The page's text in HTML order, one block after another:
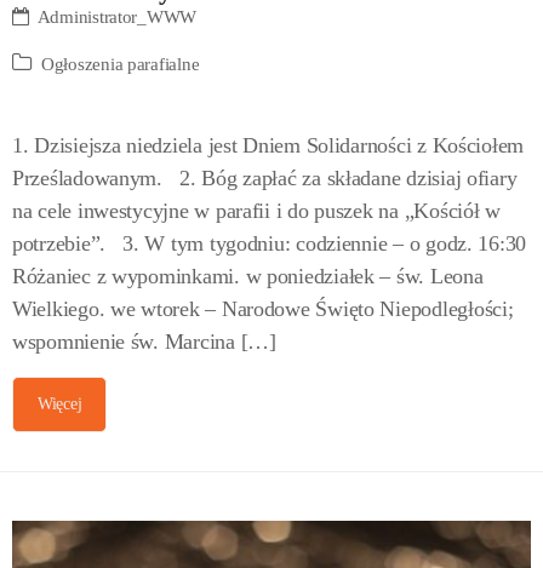
Administrator_WWW
Ogłoszenia parafialne
1. Dzisiejsza niedziela jest Dniem Solidarności z Kościołem
Prześladowanym. 2. Bóg zapłać za składane dzisiaj ofiary
na cele inwestycyjne w parafii i do puszek na „Kościół w
potrzebie”. 3. W tym tygodniu: codziennie – o godz. 16:30
Różaniec z wypominkami. w poniedziałek – św. Leona
Wielkiego. we wtorek – Narodowe Święto Niepodległości;
wspomnienie św. Marcina […]
Więcej